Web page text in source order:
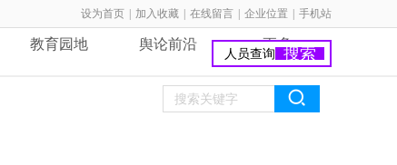
搜索
设为首页 加入收藏 在线留言 企业位置 手机站
教育园地 舆论前沿 更多